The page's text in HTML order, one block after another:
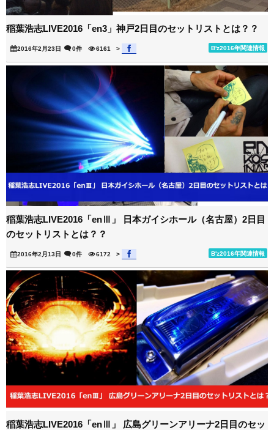
稲葉浩志LIVE2016「en3」神戸2日目のセットリストとは？？
2016年2月23日 B'z2016年関連情報
0件 6161 >
稲葉浩志LIVE2016「enⅢ」 日本ガイシホール（名古屋）2日目
のセットリストとは？？
2016年2月13日 B'z2016年関連情報
0件 6172 >
稲葉浩志LIVE2016「enⅢ」 広島グリーンアリーナ2日目のセッ